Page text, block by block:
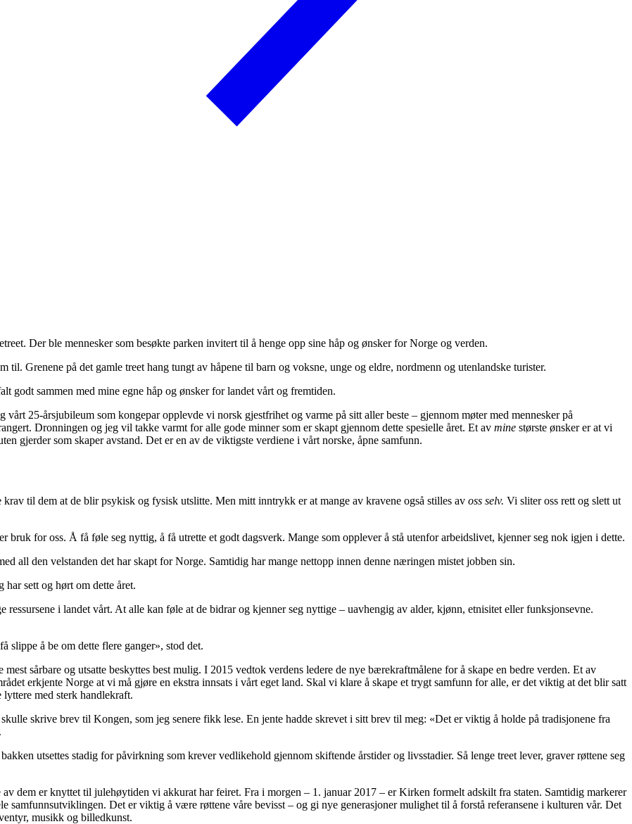
Der ble mennesker som besøkte parken invitert til å henge opp sine håp og ønsker for Norge og verden.
Grenene på det gamle treet hang tungt av håpene til barn og voksne, unge og eldre, nordmenn og utenlandske turister.
godt sammen med mine egne håp og ønsker for landet vårt og fremtiden.
25-årsjubileum som kongepar opplevde vi norsk gjestfrihet og varme på sitt aller beste – gjennom møter med mennesker på
Dronningen og jeg vil takke varmt for alle gode minner som er skapt gjennom dette spesielle året. Et av mine største ønsker er at vi
gjerder som skaper avstand. Det er en av de viktigste verdiene i vårt norske, åpne samfunn.
til dem at de blir psykisk og fysisk utslitte. Men mitt inntrykk er at mange av kravene også stilles av oss selv. Vi sliter oss rett og slett ut
bruk for oss. Å få føle seg nyttig, å få utrette et godt dagsverk. Mange som opplever å stå utenfor arbeidslivet, kjenner seg nok igjen i dette.
all den velstanden det har skapt for Norge. Samtidig har mange nettopp innen denne næringen mistet jobben sin.
sett og hørt om dette året.
ressursene i landet vårt. At alle kan føle at de bidrar og kjenner seg nyttige – uavhengig av alder, kjønn, etnisitet eller funksjonsevne.
slippe å be om dette flere ganger», stod det.
sårbare og utsatte beskyttes best mulig. I 2015 vedtok verdens ledere de nye bærekraftmålene for å skape en bedre verden. Et av
erkjente Norge at vi må gjøre en ekstra innsats i vårt eget land. Skal vi klare å skape et trygt samfunn for alle, er det viktig at det blir satt
med sterk handlekraft.
skrive brev til Kongen, som jeg senere fikk lese. En jente hadde skrevet i sitt brev til meg: «Det er viktig å holde på tradisjonene fra
utsettes stadig for påvirkning som krever vedlikehold gjennom skiftende årstider og livsstadier. Så lenge treet lever, graver røttene seg
dem er knyttet til julehøytiden vi akkurat har feiret. Fra i morgen – 1. januar 2017 – er Kirken formelt adskilt fra staten. Samtidig markerer
samfunnsutviklingen. Det er viktig å være røttene våre bevisst – og gi nye generasjoner mulighet til å forstå referansene i kulturen vår. Det
musikk og billedkunst.